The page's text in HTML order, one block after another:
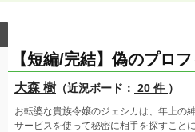
【短編/完結】偽のプロ
大森 樹 （近況ボード： 20 件 ）
お転婆な貴族令嬢のジェシカは、年上の
サービスを使って秘密に相手を探すことに